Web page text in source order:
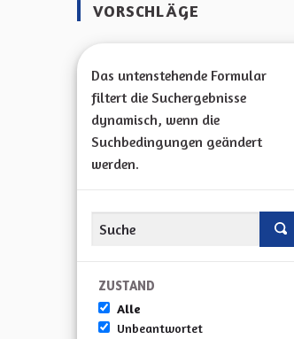
VORSCHLÄGE
Das untenstehende Formular
filtert die Suchergebnisse
dynamisch, wenn die
Suchbedingungen geändert
werden.
ZUSTAND
Alle
Unbeantwortet